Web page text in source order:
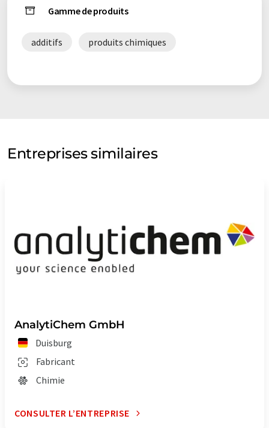
Gamme de produits
additifs produits chimiques
Entreprises similaires
AnalytiChem GmbH
Duisburg
Fabricant
Chimie
CONSULTER L’ENTREPRISE